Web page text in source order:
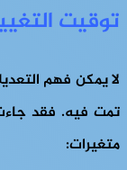
توقيت
لا يمكن فهم
تمت فيه. فقد
متغيرات: